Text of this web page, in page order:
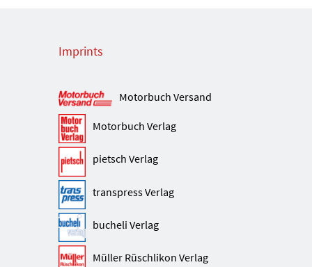
Imprints
Motorbuch Versand
Motorbuch Verlag
pietsch Verlag
transpress Verlag
bucheli Verlag
Müller Rüschlikon Verlag